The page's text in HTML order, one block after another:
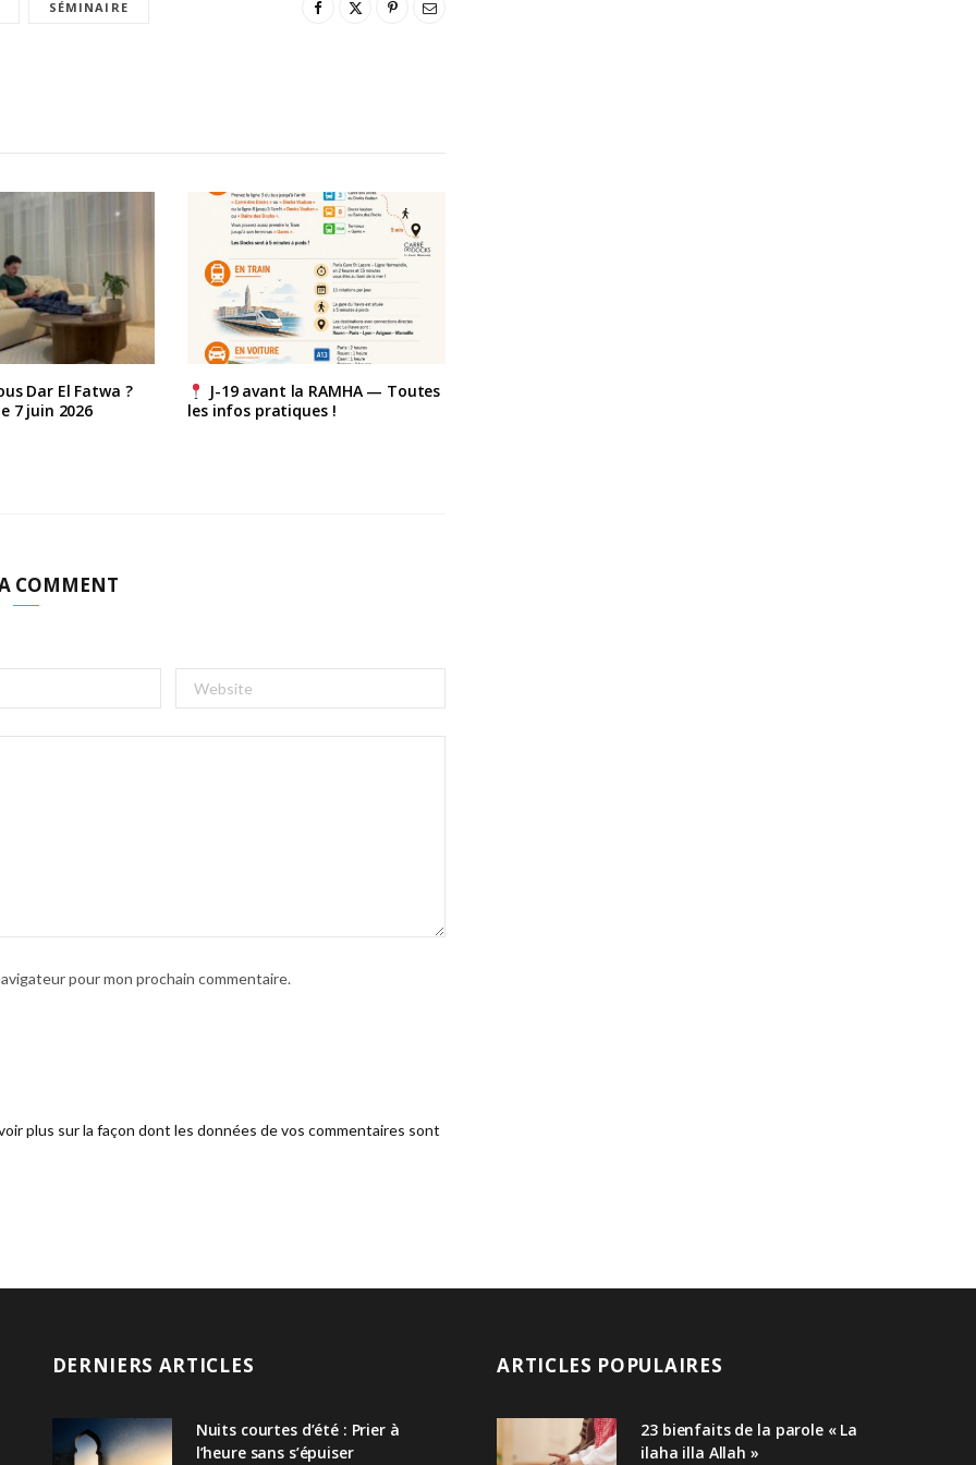
SÉMINAIRE
Dar El Fatwa ?
7 juin 2026
J-19 avant la RAMHA — Toutes
les infos pratiques !
COMMENT
pour mon prochain commentaire.
plus sur la façon dont les données de vos commentaires sont
DERNIERS ARTICLES
Nuits courtes d’été : Prier à
l’heure sans s’épuiser
ARTICLES POPULAIRES
23 bienfaits de la parole « La
ilaha illa Allah »